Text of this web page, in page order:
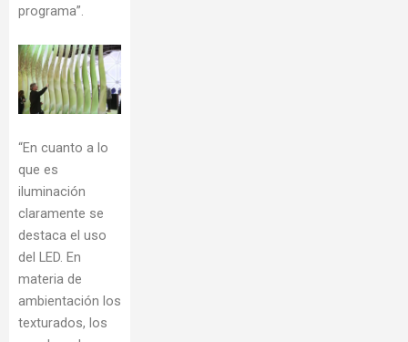
programa”.
“En cuanto a lo
que es
iluminación
claramente se
destaca el uso
del LED. En
materia de
ambientación los
texturados, los